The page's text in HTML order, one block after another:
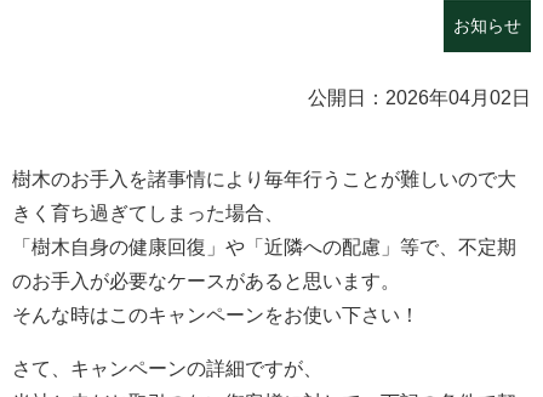
お知らせ
公開日：2026年04月02日
樹木のお手入を諸事情により毎年行うことが難しいので大
きく育ち過ぎてしまった場合、
「樹木自身の健康回復」や「近隣への配慮」等で、不定期
のお手入が必要なケースがあると思います。
そんな時はこのキャンペーンをお使い下さい！
さて、キャンペーンの詳細ですが、